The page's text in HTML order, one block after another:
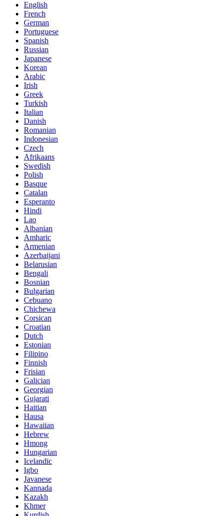
English
French
German
Portuguese
Spanish
Russian
Japanese
Korean
Arabic
Irish
Greek
Turkish
Italian
Danish
Romanian
Indonesian
Czech
Afrikaans
Swedish
Polish
Basque
Catalan
Esperanto
Hindi
Lao
Albanian
Amharic
Armenian
Azerbaijani
Belarusian
Bengali
Bosnian
Bulgarian
Cebuano
Chichewa
Corsican
Croatian
Dutch
Estonian
Filipino
Finnish
Frisian
Galician
Georgian
Gujarati
Haitian
Hausa
Hawaiian
Hebrew
Hmong
Hungarian
Icelandic
Igbo
Javanese
Kannada
Kazakh
Khmer